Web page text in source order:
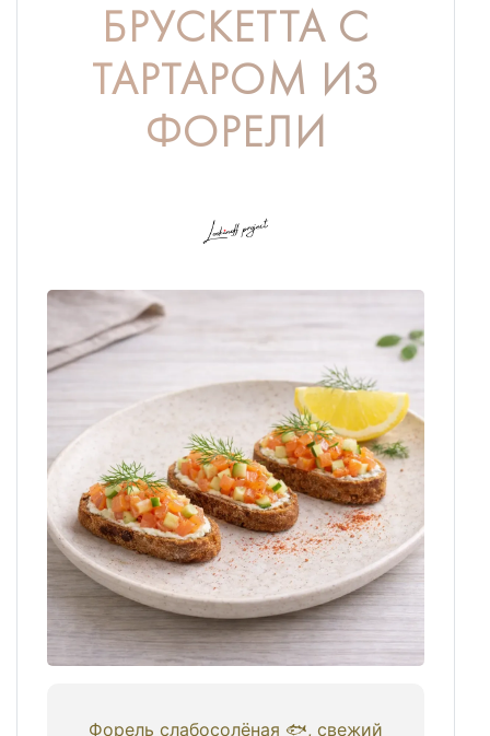
БРУСКЕТТА С
ТАРТАРОМ ИЗ
ФОРЕЛИ
Форель слабосолёная 🐟, свежий